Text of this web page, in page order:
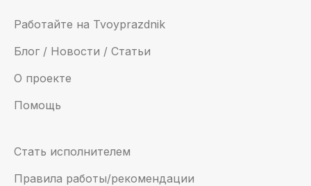
Работайте на Tvoyprazdnik
Блог / Новости / Статьи
О проекте
Помощь
Стать исполнителем
Правила работы/рекомендации